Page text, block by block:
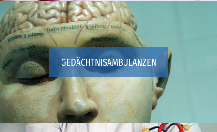
GEDÄCHTNISAMBULANZEN